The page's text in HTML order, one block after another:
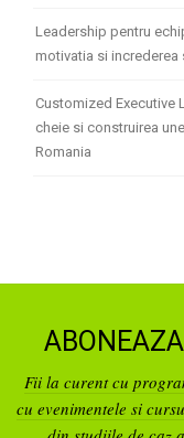
Leadership pentru
motivatia si increderea
Customized Executive
cheie si construirea
Romania
Fii la curent cu
cu evenimentele si